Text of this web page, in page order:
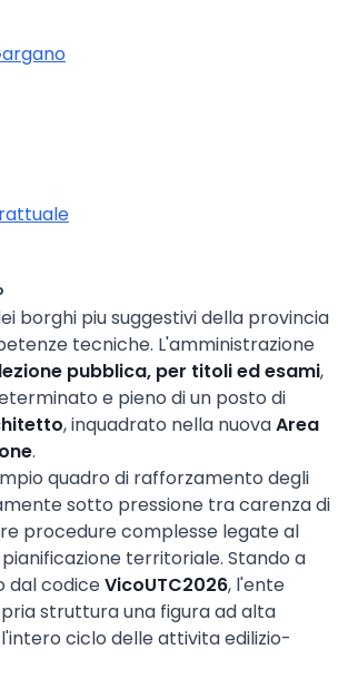
borghi piu suggestivi della provincia
tecniche. L'amministrazione
pubblica, per titoli ed esami,
e pieno di un posto di
, inquadrato nella nuovaArea
.
quadro di rafforzamento degli
sotto pressione tra carenza di
procedure complesse legate al
territoriale. Stando a
dal codiceVicoUTC2026, l'ente
struttura una figura ad alta
ciclo delle attivita edilizio-